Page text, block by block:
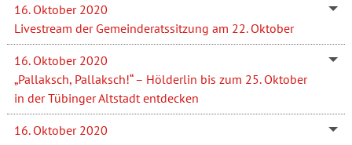
16. Oktober 2020
Livestream der Gemeinderatssitzung am 22. Oktober
16. Oktober 2020
„Pallaksch, Pallaksch!“ – Hölderlin bis zum 25. Oktober
in der Tübinger Altstadt entdecken
16. Oktober 2020